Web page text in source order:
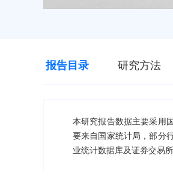
报告目录 研究方法
本研究报告数据主要采用
要来自国家统计局，部分
业统计数据库及证券交易